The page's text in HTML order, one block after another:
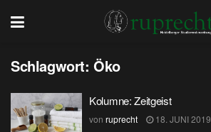
Schlagwort:Öko
Kolumne: Zeitgeist
von ruprecht 18. JUNI 2019